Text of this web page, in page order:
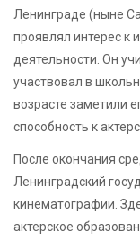
Ленинграде (ныне
проявлял интерес к
деятельности. Он
участвовал в
возрасте заметили
способность к
После окончания
Ленинградский
кинематографии.
актерское